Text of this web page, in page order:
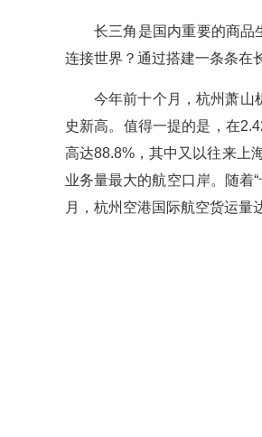
长三角是国内重要的商品
连接世界？通过搭建一条条在
今年前十个月，杭州萧山
史新高。值得一提的是，在
高达88.8%，其中又以往来上
业务量最大的航空口岸。随着
月，杭州空港国际航空货运量